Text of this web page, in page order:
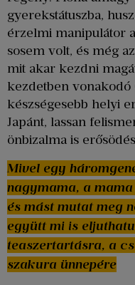
gyerekstátuszba,
érzelmi manipulátor
sosem volt, és még
mit akar kezdni
kezdetben vonakodó
készségesebb helyi
Japánt, lassan
önbizalma is
Mivel egy
nagymama, a
és mást mutat meg
együtt mi is
teaszertartásra, a
szakura ünnepére